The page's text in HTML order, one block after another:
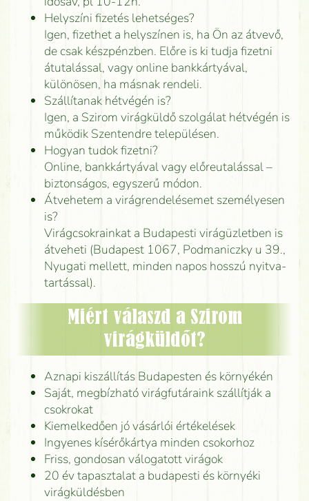
Helyszíni fizetés lehetséges?
Igen, fizethet a helyszínen is, ha Ön az átvevő,
de csak készpénzben. Előre is ki tudja fizetni
átutalással, vagy online bankkártyával,
különösen, ha másnak rendeli.
Szállítanak hétvégén is?
Igen, a Szirom virágküldő szolgálat hétvégén is
működik Szentendre településen.
Hogyan tudok fizetni?
Online, bankkártyával vagy előreutalással –
biztonságos, egyszerű módon.
Átvehetem a virágrendelésemet személyesen
is?
Virágcsokrainkat a Budapesti virágüzletben is
átveheti (Budapest 1067, Podmaniczky u 39.,
Nyugati mellett, minden napos hosszú nyitva-
tartással).
Miért válaszd a Szirom
virágküldőt?
Aznapi kiszállítás Budapesten és környékén
Saját, megbízható virágfutáraink szállítják a
csokrokat
Kiemelkedően jó vásárlói értékelések
Ingyenes kísérőkártya minden csokorhoz
Friss, gondosan válogatott virágok
20 év tapasztalat a budapesti és környéki
virágküldésben